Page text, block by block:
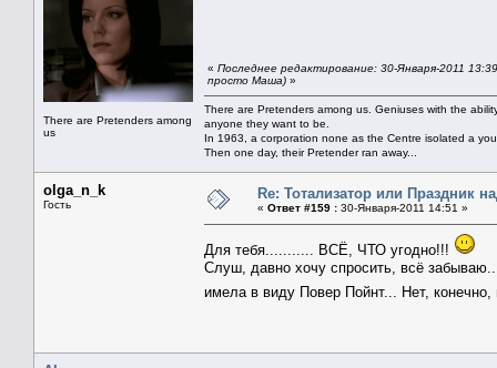
There are Pretenders among
us
« Последнее редактирование: 30-Января-2011
просто Маша) »
There are Pretenders among us. Geniuses with the
anyone they want to be.
In 1963, a corporation none as the Centre isolated a
Then one day, their Pretender ran away...
olga_n_k
Гость
Re: Тотализатор или Праздник
« Ответ #159 : 30-Января-2011 14:51 »
Для тебя........... ВСЁ, ЧТО угодно!!!
Слуш, давно хочу спросить, всё
имела в виду Повер Пойнт... Нет,